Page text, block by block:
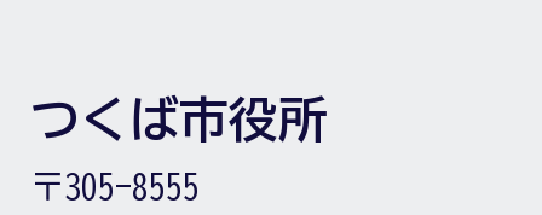
つくば市役所
〒305-8555